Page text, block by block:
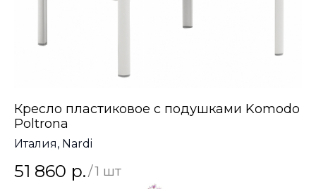
Кресло пластиковое с подушками Komodo
Poltrona
Италия, Nardi
51 860 р./1 шт